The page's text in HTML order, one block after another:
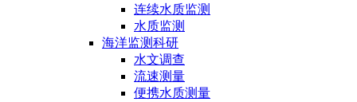
连续水质监测
水质监测
海洋监测科研
水文调查
流速测量
便携水质测量